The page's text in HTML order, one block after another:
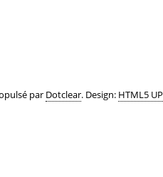
par Dotclear. Design: HTML5 UP